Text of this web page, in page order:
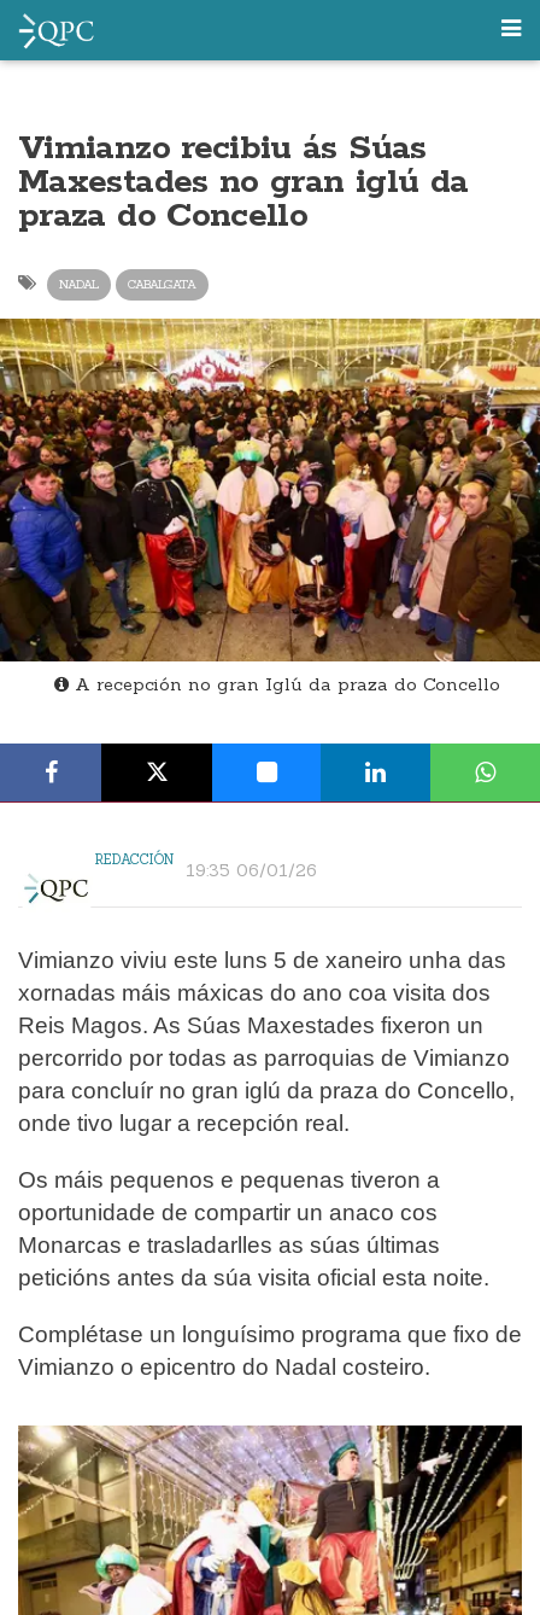
Vimianzo recibiu ás Súas
Maxestades no gran iglú da
praza do Concello
NADAL CABALGATA
A recepción no gran Iglú da praza do Concello
REDACCIÓN 19:35 06/01/26
Vimianzo viviu este luns 5 de xaneiro unha das
xornadas máis máxicas do ano coa visita dos
Reis Magos. As Súas Maxestades fixeron un
percorrido por todas as parroquias de Vimianzo
para concluír no gran iglú da praza do Concello,
onde tivo lugar a recepción real.
Os máis pequenos e pequenas tiveron a
oportunidade de compartir un anaco cos
Monarcas e trasladarlles as súas últimas
peticións antes da súa visita oficial esta noite.
Complétase un longuísimo programa que fixo de
Vimianzo o epicentro do Nadal costeiro.